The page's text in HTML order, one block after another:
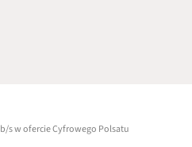
s w ofercie Cyfrowego Polsatu